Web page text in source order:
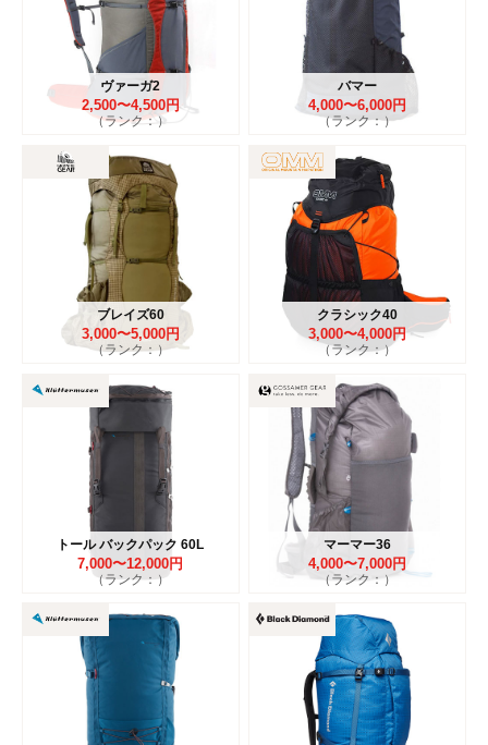
ヴァーガ2
2,500〜4,500円
（ランク：）
バマー
4,000〜6,000円
（ランク：）
ブレイズ60
3,000〜5,000円
（ランク：）
クラシック40
3,000〜4,000円
（ランク：）
トール バックパック 60L
7,000〜12,000円
（ランク：）
マーマー36
4,000〜7,000円
（ランク：）